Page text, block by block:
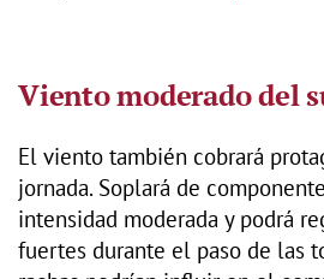
Viento moderado del
El viento también cobrará
jornada. Soplará de
intensidad moderada y podrá
fuertes durante el paso de las